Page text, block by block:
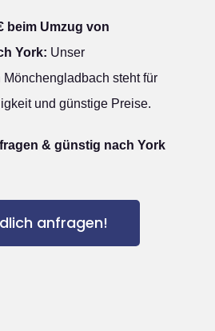
beim Umzug von
York: Unser
steht für
und günstige Preise.
& günstig nach York
anfragen!